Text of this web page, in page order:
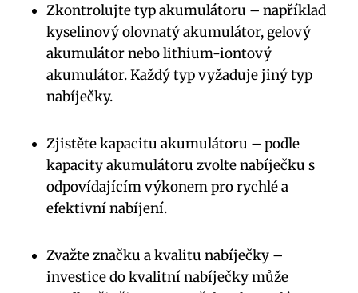
Zkontrolujte typ akumulátoru – například
kyselinový olovnatý akumulátor, gelový
akumulátor nebo lithium-iontový
akumulátor. Každý typ vyžaduje jiný typ
nabíječky.
Zjistěte kapacitu akumulátoru – podle
kapacity akumulátoru zvolte nabíječku s
odpovídajícím výkonem pro rychlé a
efektivní nabíjení.
Zvažte značku a kvalitu nabíječky –
investice do kvalitní nabíječky může